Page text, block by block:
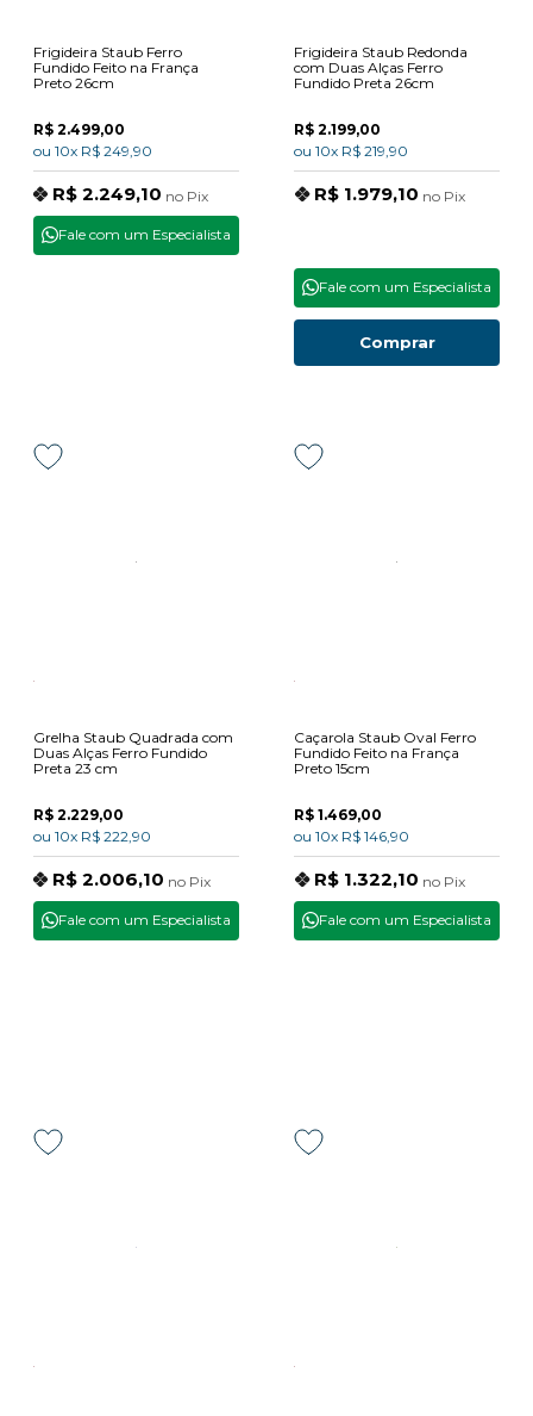
Frigideira Staub Ferro
Fundido Feito na França
Preto 26cm
R$ 2.499,00
ou 10x R$ 249,90
R$ 2.249,10 no Pix
Fale com um Especialista
Frigideira Staub Redonda
com Duas Alças Ferro
Fundido Preta 26cm
R$ 2.199,00
ou 10x R$ 219,90
R$ 1.979,10 no Pix
Comprar
Fale com um Especialista
Grelha Staub Quadrada com
Duas Alças Ferro Fundido
Preta 23 cm
R$ 2.229,00
ou 10x R$ 222,90
R$ 2.006,10 no Pix
Fale com um Especialista
Caçarola Staub Oval Ferro
Fundido Feito na França
Preto 15cm
R$ 1.469,00
ou 10x R$ 146,90
R$ 1.322,10 no Pix
Fale com um Especialista